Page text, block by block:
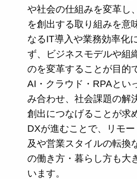
や社会の仕組みを変革し
を創出する取り組みを意
なるIT導入や業務効率化
ず、ビジネスモデルや組
のを変革することが目的
AI・クラウド・RPAとい
み合わせ、社会課題の解
創出につなげることが求
DXが進むことで、リモ
及や営業スタイルの転換
の働き方・暮らし方も大
います。